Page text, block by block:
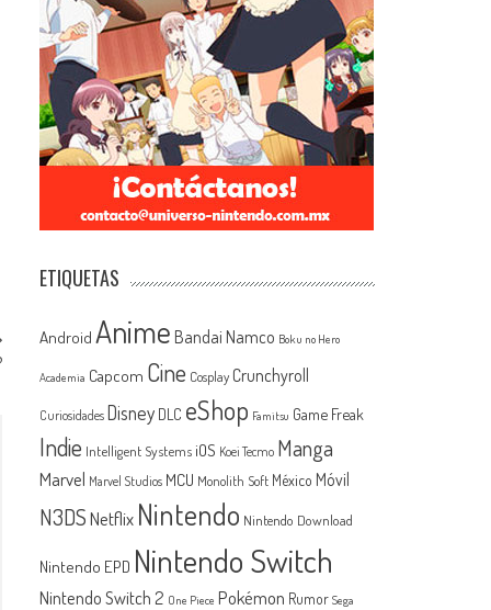
ETIQUETAS
Android Anime Bandai Namco Boku no Hero
Academia Capcom Cine Cosplay Crunchyroll
Curiosidades Disney DLC eShop Famitsu Game Freak
Indie Intelligent Systems iOS Koei Tecmo Manga
Marvel Marvel Studios MCU Monolith Soft México Móvil
N3DSNetflix Nintendo Nintendo Download
Nintendo EPD Nintendo Switch
Nintendo Switch 2 One Piece Pokémon Rumor Sega